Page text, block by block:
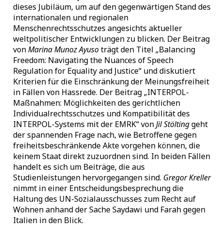
dieses Jubiläum, um auf den gegenwärtigen Stand des
internationalen und regionalen
Menschenrechtsschutzes angesichts aktueller
weltpolitischer Entwicklungen zu blicken. Der Beitrag
vonMarina Munoz Ayusoträgt den Titel „Balancing
Freedom: Navigating the Nuances of Speech
Regulation for Equality and Justice“ und diskutiert
Kriterien für die Einschränkung der Meinungsfreiheit
in Fällen von Hassrede. Der Beitrag „INTERPOL-
Maßnahmen: Möglichkeiten des gerichtlichen
Individualrechtsschutzes und Kompatibilität des
INTERPOL-Systems mit der EMRK“ vonJil Stöltinggeht
der spannenden Frage nach, wie Betroffene gegen
freiheitsbeschränkende Akte vorgehen können, die
keinem Staat direkt zuzuordnen sind. In beiden Fällen
handelt es sich um Beiträge, die aus
Studienleistungen hervorgegangen sind. Gregor Kreller
nimmt in einer Entscheidungsbesprechung die
Haltung des UN-Sozialausschusses zum Recht auf
Wohnen anhand der Sache Saydawi und Farah gegen
Italien in den Blick.